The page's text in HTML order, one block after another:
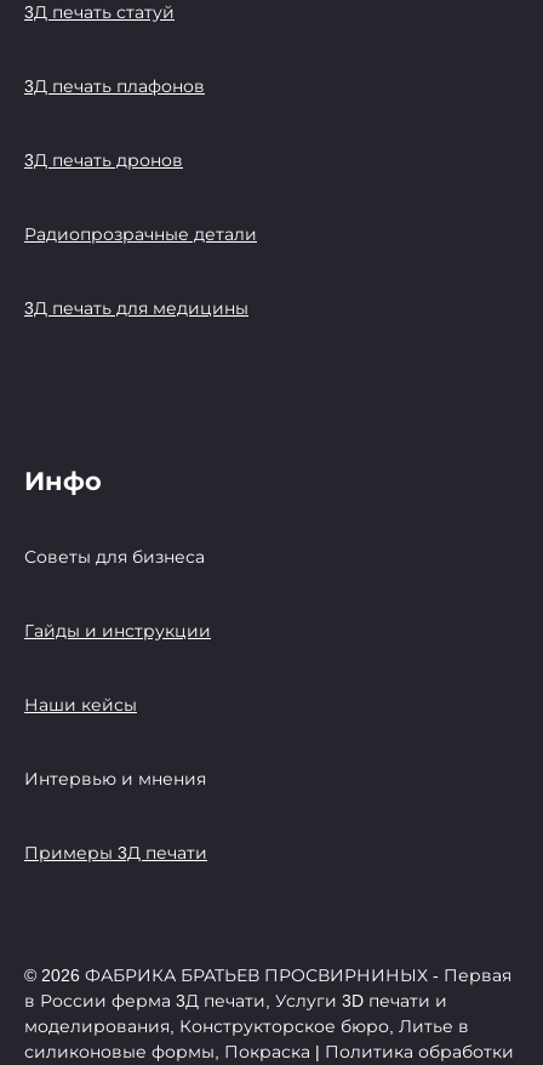
3Д печать статуй
3Д печать плафонов
3Д печать дронов
Радиопрозрачные детали
3Д печать для медицины
Инфо
Советы для бизнеса
Гайды и инструкции
Наши кейсы
Интервью и мнения
Примеры 3Д печати
© 2026 ФАБРИКА БРАТЬЕВ ПРОСВИРНИНЫХ - Первая
в России ферма 3Д печати, Услуги 3D печати и
моделирования, Конструкторское бюро, Литье в
силиконовые формы, Покраска | Политика обработки